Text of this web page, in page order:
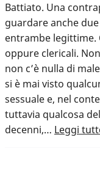
Battiato. Una
guardare anche
entrambe legittime.
oppure clericali.
non c’è nulla di
si è mai visto
sessuale e, nel
tuttavia qualcosa
decenni,… Leggi